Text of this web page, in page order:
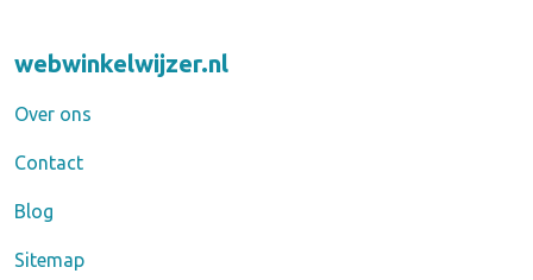
webwinkelwijzer.nl
Over ons
Contact
Blog
Sitemap